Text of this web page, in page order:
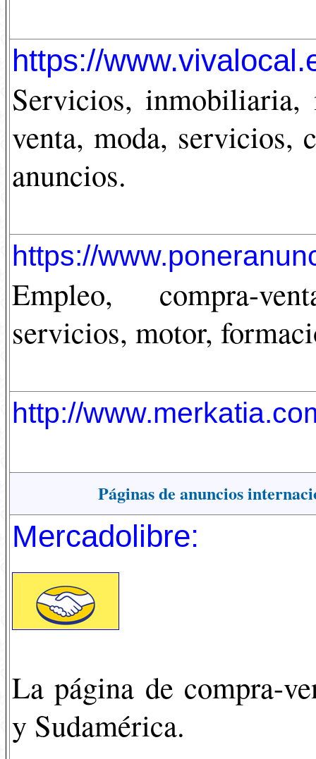
https://
Servicios, inmobiliaria,
venta, moda, servicios,
anuncios.
https://
Empleo, compra-
servicios, motor,
http://
Páginas de anuncios
Mercadolibre:
La página de compra-
y Sudamérica.